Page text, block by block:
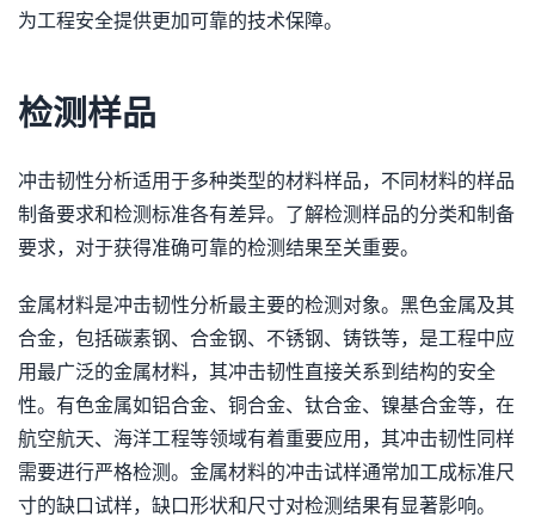
为工程安全提供更加可靠的技术保障。
检测样品
冲击韧性分析适用于多种类型的材料样品，不同材料的样品
制备要求和检测标准各有差异。了解检测样品的分类和制备
要求，对于获得准确可靠的检测结果至关重要。
金属材料是冲击韧性分析最主要的检测对象。黑色金属及其
合金，包括碳素钢、合金钢、不锈钢、铸铁等，是工程中应
用最广泛的金属材料，其冲击韧性直接关系到结构的安全
性。有色金属如铝合金、铜合金、钛合金、镍基合金等，在
航空航天、海洋工程等领域有着重要应用，其冲击韧性同样
需要进行严格检测。金属材料的冲击试样通常加工成标准尺
寸的缺口试样，缺口形状和尺寸对检测结果有显著影响。